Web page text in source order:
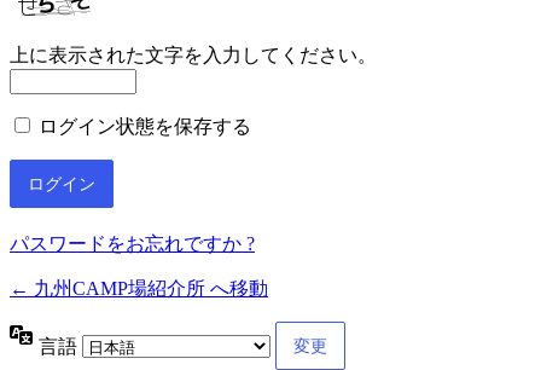
上に表示された文字を入力してください。
ログイン状態を保存する
パスワードをお忘れですか ?
← 九州CAMP場紹介所 へ移動
言語